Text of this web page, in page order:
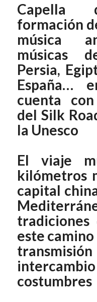
Capella
formación
música
músicas
Persia,
España…
cuenta
del Silk
la Unesco
El viaje
kilómetros
capital
este
costumbres